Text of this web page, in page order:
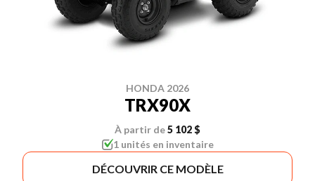
HONDA 2026
TRX90X
À partir de5 102 $
1 unités en inventaire
DÉCOUVRIR CE MODÈLE